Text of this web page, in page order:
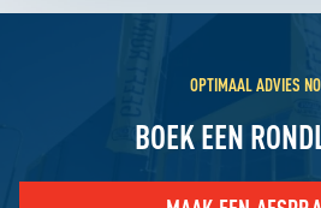
OPTIMAAL ADVIES
BOEK EEN